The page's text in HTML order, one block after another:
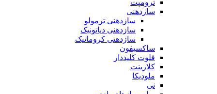
ترومپت
سازدهنی
سازدهنی ترمولو
سازدهنی دیاتونیک
سازدهنی کروماتیک
ساکسیفون
فلوت کلیددار
کلارینت
ملودیکا
نی